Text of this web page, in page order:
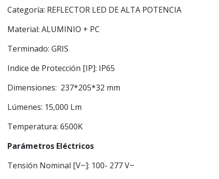
Categoría: REFLECTOR LED DE ALTA POTENCIA
Material: ALUMINIO + PC
Terminado: GRIS
Indice de Protección [IP]: IP65
Dimensiones: 237*205*32 mm
Lúmenes: 15,000 Lm
Temperatura: 6500K
Parámetros Eléctricos
Tensión Nominal [V~]: 100- 277 V~